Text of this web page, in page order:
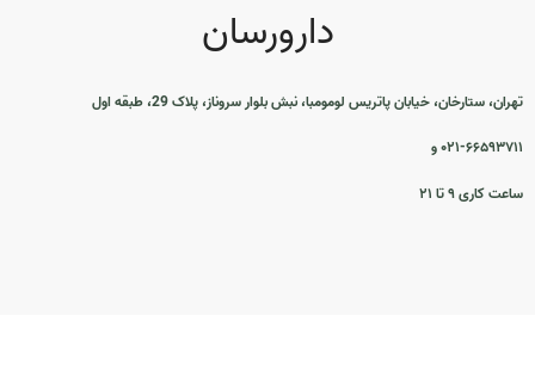
دارورسان
تهران، ستارخان، خیابان پاتریس لومومبا، نبش بلوار سروناز، پلاک 29، طبقه اول
۰۲۱-۶۶۵۹۳۷۱۱ و
ساعت کاری ۹ تا ۲۱